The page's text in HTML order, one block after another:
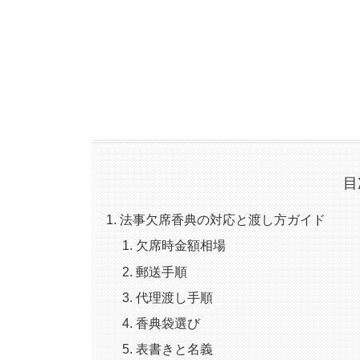
法事欠席香典の対応と渡し方ガイド
欠席時金額相場
郵送手順
代理渡し手順
香典袋選び
表書きと名義